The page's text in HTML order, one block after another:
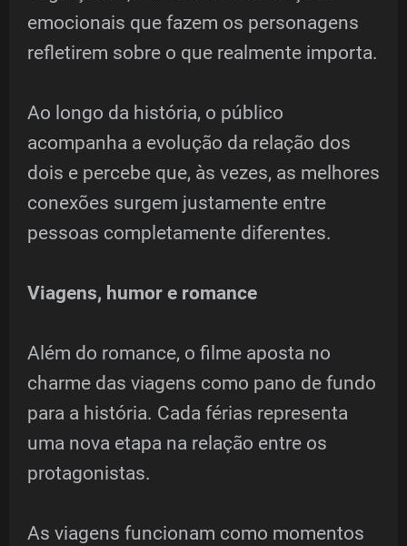
emocionais que fazem os personagens
refletirem sobre o que realmente importa.
Ao longo da história, o público
acompanha a evolução da relação dos
dois e percebe que, às vezes, as melhores
conexões surgem justamente entre
pessoas completamente diferentes.
Viagens, humor e romance
Além do romance, o filme aposta no
charme das viagens como pano de fundo
para a história. Cada férias representa
uma nova etapa na relação entre os
protagonistas.
As viagens funcionam como momentos